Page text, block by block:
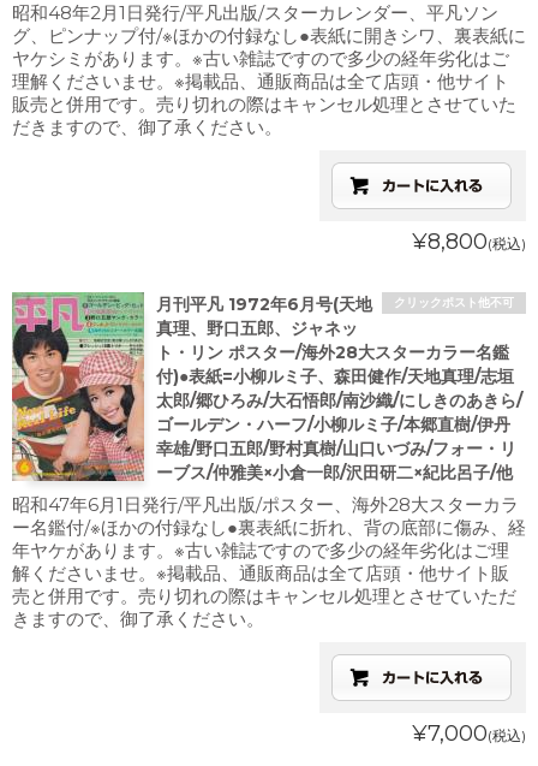
昭和48年2月1日発行/平凡出版/スターカレンダー、平凡ソン
グ、ピンナップ付/※ほかの付録なし●表紙に開きシワ、裏表紙に
ヤケシミがあります。※古い雑誌ですので多少の経年劣化はご
理解くださいませ。※掲載品、通販商品は全て店頭・他サイト
販売と併用です。売り切れの際はキャンセル処理とさせていた
だきますので、御了承ください。
¥8,800(税込)
クリックポスト他不可
月刊平凡 1972年6月号(天地
真理、野口五郎、ジャネッ
ト・リン ポスター/海外28大スターカラー名鑑
付)●表紙=小柳ルミ子、森田健作/天地真理/志垣
太郎/郷ひろみ/大石悟郎/南沙織/にしきのあきら/
ゴールデン・ハーフ/小柳ルミ子/本郷直樹/伊丹
幸雄/野口五郎/野村真樹/山口いづみ/フォー・リ
ーブス/仲雅美×小倉一郎/沢田研二×紀比呂子/他
昭和47年6月1日発行/平凡出版/ポスター、海外28大スターカラ
ー名鑑付/※ほかの付録なし●裏表紙に折れ、背の底部に傷み、経
年ヤケがあります。※古い雑誌ですので多少の経年劣化はご理
解くださいませ。※掲載品、通販商品は全て店頭・他サイト販
売と併用です。売り切れの際はキャンセル処理とさせていただ
きますので、御了承ください。
¥7,000(税込)